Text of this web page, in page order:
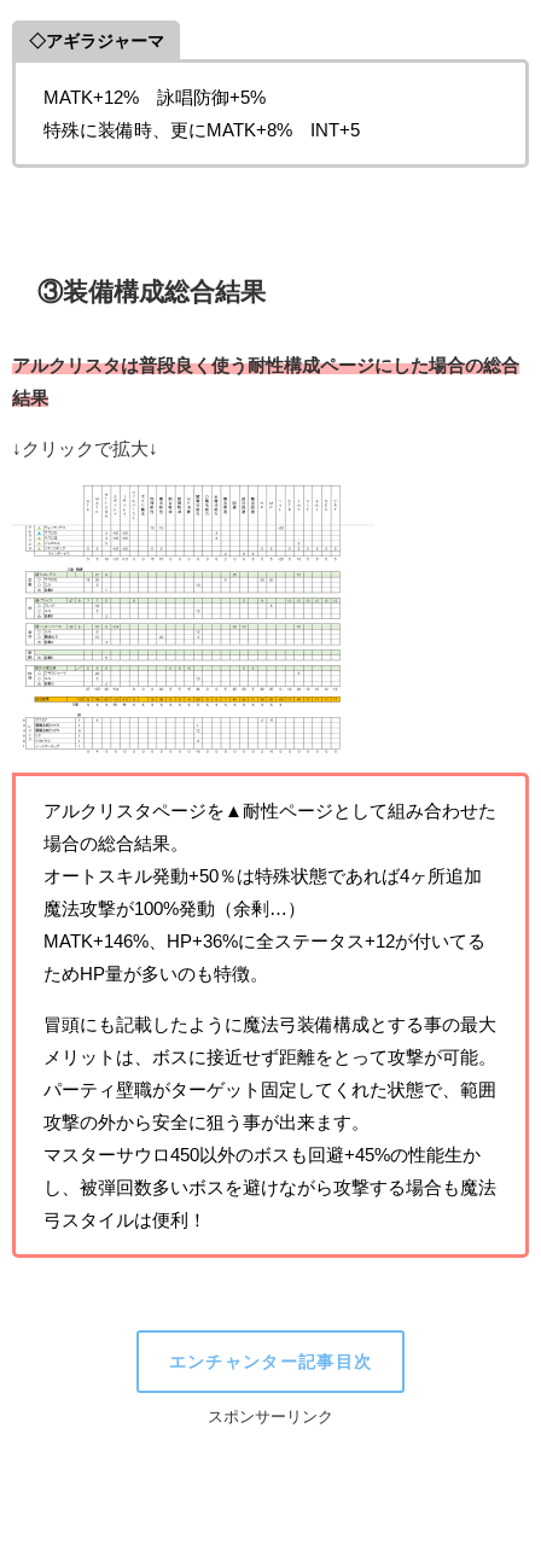
◇アギラジャーマ
MATK+12% 詠唱防御+5%
特殊に装備時、更にMATK+8% INT+5
③装備構成総合結果
アルクリスタは普段良く使う耐性構成ページにした場合の総合
結果
↓クリックで拡大↓
アルクリスタページを▲耐性ページとして組み合わせた
場合の総合結果。
オートスキル発動+50％は特殊状態であれば4ヶ所追加
魔法攻撃が100%発動（余剰…）
MATK+146%、HP+36%に全ステータス+12が付いてる
ためHP量が多いのも特徴。
冒頭にも記載したように魔法弓装備構成とする事の最大
メリットは、ボスに接近せず距離をとって攻撃が可能。
パーティ壁職がターゲット固定してくれた状態で、範囲
攻撃の外から安全に狙う事が出来ます。
マスターサウロ450以外のボスも回避+45%の性能生か
し、被弾回数多いボスを避けながら攻撃する場合も魔法
弓スタイルは便利！
エンチャンター記事目次
スポンサーリンク